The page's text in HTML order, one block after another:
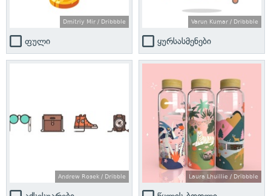
Dmitriy Mir / Dribbble
ფული
Varun Kumar / Dribbble
ყურსასმენები
Andrew Rosek / Dribble Laura Lhuillie / Dribbble